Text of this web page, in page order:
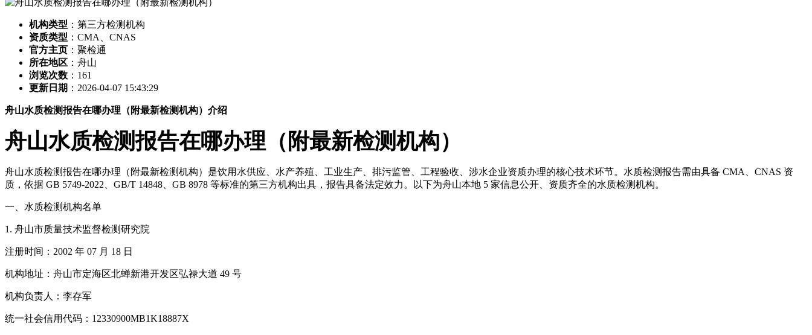
机构类型 ：第三方检测机构
资质类型 ：CMA、CNAS
官方主页 ：聚检通
所在地区 ：舟山
浏览次数 ： 161
更新日期 ：2026-04-07 15:43:29
舟山水质检测报告在哪办理（附最新检测机构）介绍
舟山水质检测报告在哪办理（附最新检测机构）
舟山水质检测报告在哪办理（附最新检测机构）是饮用水供应、水产养殖、工业生产、排污监管、工程验收、涉水企业资质办理的核心技术环节。水质检测报告需由具备 CMA、CNAS 资
质，依据 GB 5749-2022、GB/T 14848、GB 8978 等标准的第三方机构出具，报告具备法定效力。以下为舟山本地 5 家信息公开、资质齐全的水质检测机构。
一、水质检测机构名单
1. 舟山市质量技术监督检测研究院
注册时间：2002 年 07 月 18 日
机构地址：舟山市定海区北蝉新港开发区弘禄大道 49 号
机构负责人：李存军
统一社会信用代码：12330900MB1K18887X